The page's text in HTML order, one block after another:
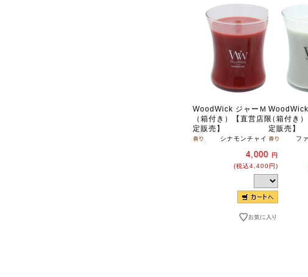
WoodWick ジャーＭ
（箱付き）【直営店限
定販売】
シナモンチャイ
4,000 円
(税込4,400円)
（箱付き
定販売】
フ